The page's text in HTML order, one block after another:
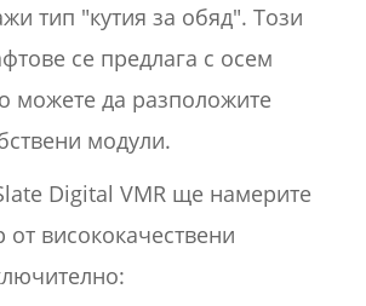
тип "кутия за обяд". Този
се предлага с осем
можете да разположите
модули.
Digital VMR ще намерите
висококачествени